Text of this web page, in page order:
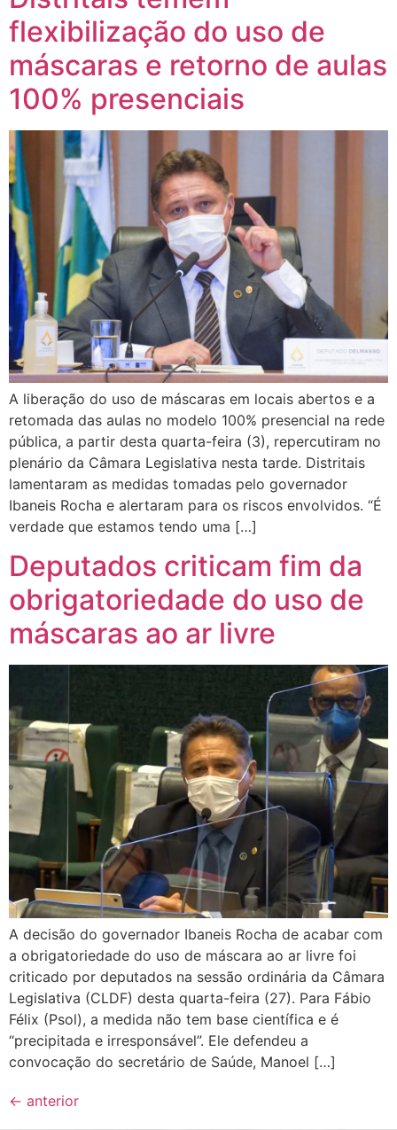
flexibilização do uso de
máscaras e retorno de aulas
100% presenciais
A liberação do uso de máscaras em locais abertos e a
retomada das aulas no modelo 100% presencial na rede
pública, a partir desta quarta-feira (3), repercutiram no
plenário da Câmara Legislativa nesta tarde. Distritais
lamentaram as medidas tomadas pelo governador
Ibaneis Rocha e alertaram para os riscos envolvidos. “É
verdade que estamos tendo uma […]
Deputados criticam fim da
obrigatoriedade do uso de
máscaras ao ar livre
A decisão do governador Ibaneis Rocha de acabar com
a obrigatoriedade do uso de máscara ao ar livre foi
criticado por deputados na sessão ordinária da Câmara
Legislativa (CLDF) desta quarta-feira (27). Para Fábio
Félix (Psol), a medida não tem base científica e é
“precipitada e irresponsável”. Ele defendeu a
convocação do secretário de Saúde, Manoel […]
← anterior